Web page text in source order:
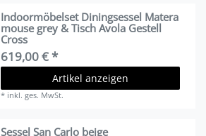
Indoormöbelset Diningsessel Matera
mouse grey & Tisch Avola Gestell
Cross
619,00 € *
Artikel anzeigen
* inkl. ges. MwSt.
Sessel San Carlo beige